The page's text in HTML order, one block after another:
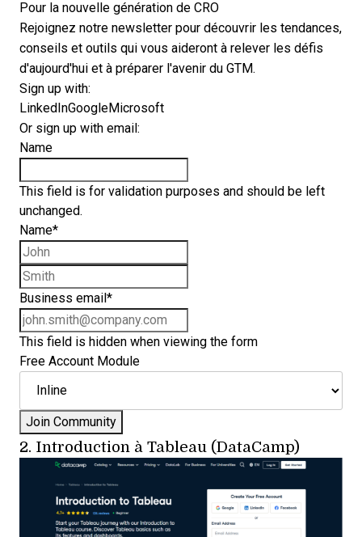
Pour la nouvelle génération de CRO
Rejoignez notre newsletter pour découvrir les tendances,
conseils et outils qui vous aideront à relever les défis
d'aujourd'hui et à préparer l'avenir du GTM.
Sign up with:
LinkedInGoogleMicrosoft
Or sign up with email:
Name
This field is for validation purposes and should be left
unchanged.
Name*
Business email *
This field is hidden when viewing the form
Free Account Module
2. Introduction à Tableau (DataCamp)